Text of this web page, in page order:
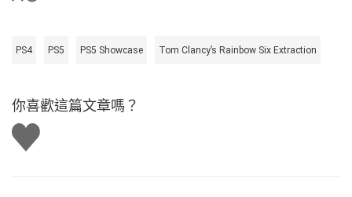
PS4 PS5 PS5 Showcase Tom Clancy’s Rainbow Six Extraction
你喜歡這篇文章嗎？
讚